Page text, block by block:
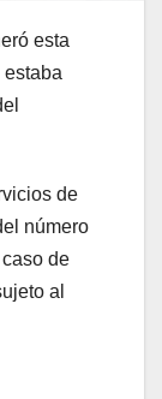
esta
estaba
de
número
de
al